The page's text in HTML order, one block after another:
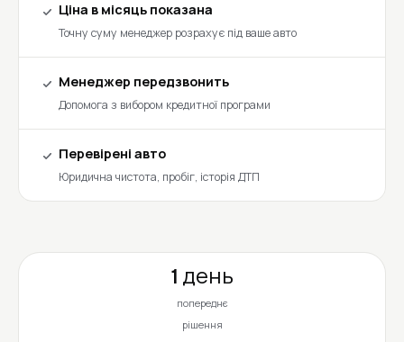
Ціна в місяць показана
Точну суму менеджер розрахує під ваше авто
Менеджер передзвонить
Допомога з вибором кредитної програми
Перевірені авто
Юридична чистота, пробіг, історія ДТП
1 день
попереднє
рішення